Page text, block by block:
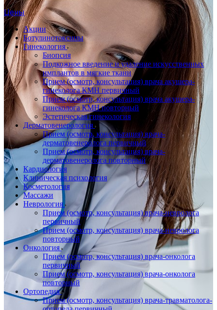
Цены
Акции
Ботулинотоксины
Гинекология
Биопсия
Подкожное введение и удаление искусственных
имплантов в мягкие ткани
Прием (осмотр, консультация) врача акушера-
гинеколога КМН первичный
Прием (осмотр, консультация) врача акушера-
гинеколога КМН повторный
Эстетическая гинекология
Дерматовенерология
Прием (осмотр, консультация) врача-
дерматовенеролога первичный
Прием (осмотр, консультация) врача-
дерматовенеролога повторный
Кардиология
Клиническая психология
Косметология
Массажи
Неврология
Прием (осмотр, консультация) врача-невролога
первичный
Прием (осмотр, консультация) врача-невролога
повторный
Онкология
Прием (осмотр, консультация) врача-онколога
первичный
Прием (осмотр, консультация) врача-онколога
повторный
Ортопедия
Прием (осмотр, консультация) врача-травматолога-